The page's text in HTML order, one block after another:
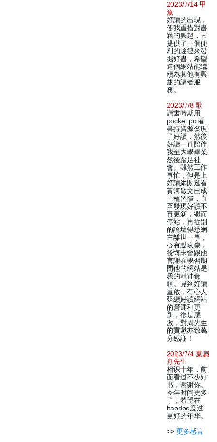
2023/7/14 甲
魚
好讀的出現，
使我重措對書
籍的興趣，它
提供了一個便
利的途徑來發
掘好書，希望
這個網站能繼
續為其他有興
趣的讀者服
務。
2023/7/8 歌
讀書時期用
pocket pc 看
書持資源發現
了好讀，然後
好讀一直陪伴
我至大學畢業
然後踏足社
會。雖然工作
事忙，但是上
好讀網閒逛看
黃河散文已成
一種習慣，直
至發現好讀不
再更新，繼而
停站，再從別
的論壇得悉網
主離世一事，
心有點哀傷，
後悔未曾跟他
言謝在學習期
間他的網站是
我的精神食
糧。見到好讀
重啟，有心人
延續好讀網站
的營運和更
新，很是感
激，對周先生
的貢獻亦致萬
分感謝！
2023/7/4 葉扁
舟先生
相识十年，前
面看过不少好
书，谢谢你。
今年时间更多
了，希望在
haodoo度过
更好的年华。
>> 更多感言